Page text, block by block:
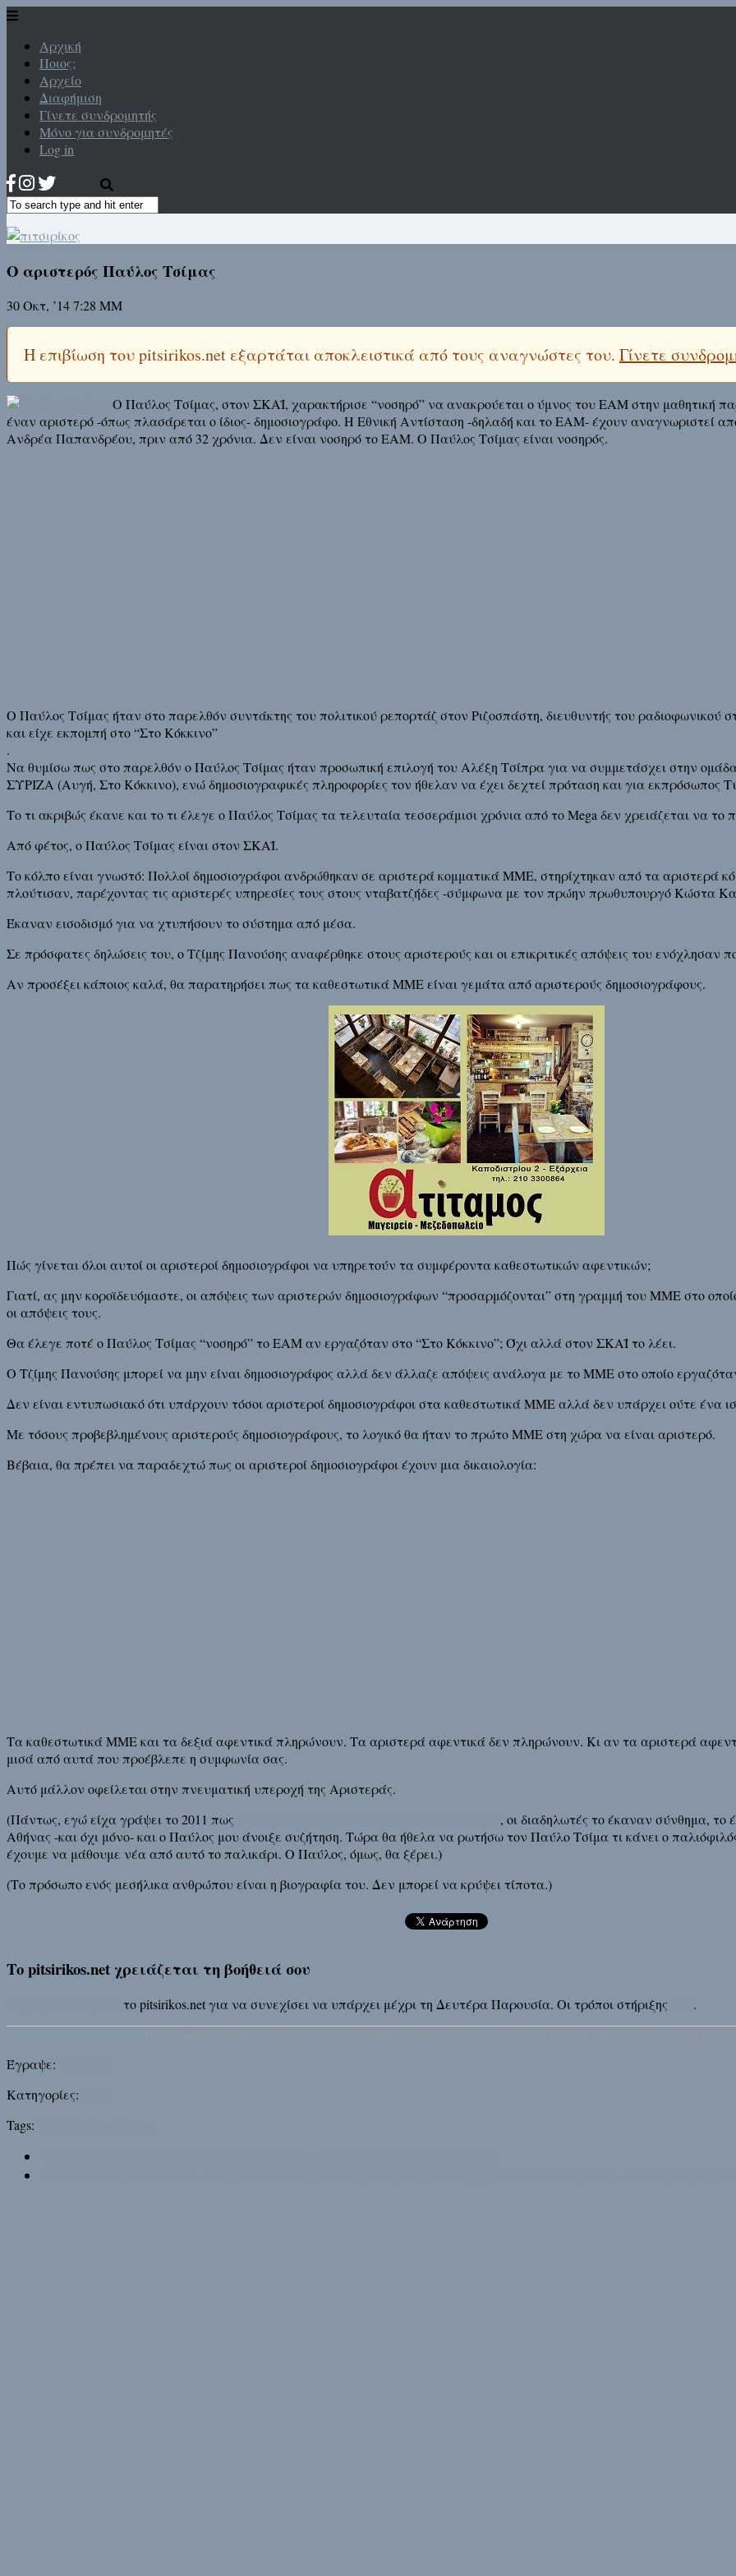
Αρχική
Ποιος;
Αρχείο
Διαφήμιση
Γίνετε συνδρομητής
Μόνο για συνδρομητές
Log in
Ο αριστερός Παύλος Τσίμας
30 Οκτ, ’14 7:28 ΜΜ
Η επιβίωση του pitsirikos.net εξαρτάται αποκλειστικά από τους αναγνώστες του. Γίνετε
Ο Παύλος Τσίμας, στον ΣΚΑΪ, χαρακτήρισε “νοσηρό” να ανακρούεται ο ύμνος του ΕΑΜ στην μαθητική
έναν αριστερό -όπως πλασάρεται ο ίδιος- δημοσιογράφο. Η Εθνική Αντίσταση -δηλαδή και το ΕΑΜ- έχουν αναγνωριστεί
Ανδρέα Παπανδρέου, πριν από 32 χρόνια. Δεν είναι νοσηρό το ΕΑΜ. Ο Παύλος Τσίμας είναι νοσηρός.
Ο Παύλος Τσίμας ήταν στο παρελθόν συντάκτης του πολιτικού ρεπορτάζ στον Ριζοσπάστη, διευθυντής του ραδιοφωνικού
και είχε εκπομπή στο “Στο Κόκκινο”
.
Να θυμίσω πως στο παρελθόν ο Παύλος Τσίμας ήταν προσωπική επιλογή του Αλέξη Τσίπρα για να συμμετάσχει στην
ΣΥΡΙΖΑ (Αυγή, Στο Κόκκινο), ενώ δημοσιογραφικές πληροφορίες τον ήθελαν να έχει δεχτεί πρόταση και για εκπρόσωπος
Το τι ακριβώς έκανε και το τι έλεγε ο Παύλος Τσίμας τα τελευταία τεσσεράμισι χρόνια από το Mega δεν χρειάζεται να το
Από φέτος, ο Παύλος Τσίμας είναι στον ΣΚΑΪ.
Το κόλπο είναι γνωστό: Πολλοί δημοσιογράφοι ανδρώθηκαν σε αριστερά κομματικά ΜΜΕ, στηρίχτηκαν από τα αριστερά
πλούτισαν, παρέχοντας τις αριστερές υπηρεσίες τους στους νταβατζήδες -σύμφωνα με τον πρώην πρωθυπουργό Κώστα
Έκαναν εισοδισμό για να χτυπήσουν το σύστημα από μέσα.
Σε πρόσφατες δηλώσεις του, ο Τζίμης Πανούσης αναφέρθηκε στους αριστερούς και οι επικριτικές απόψεις του ενόχλησαν
Αν προσέξει κάποιος καλά, θα παρατηρήσει πως τα καθεστωτικά ΜΜΕ είναι γεμάτα από αριστερούς δημοσιογράφους.
Πώς γίνεται όλοι αυτοί οι αριστεροί δημοσιογράφοι να υπηρετούν τα συμφέροντα καθεστωτικών αφεντικών;
Γιατί, ας μην κοροϊδευόμαστε, οι απόψεις των αριστερών δημοσιογράφων “προσαρμόζονται” στη γραμμή του ΜΜΕ στο
οι απόψεις τους.
Θα έλεγε ποτέ ο Παύλος Τσίμας “νοσηρό” το ΕΑΜ αν εργαζόταν στο “Στο Κόκκινο”; Όχι αλλά στον ΣΚΑΪ το λέει.
Ο Τζίμης Πανούσης μπορεί να μην είναι δημοσιογράφος αλλά δεν άλλαζε απόψεις ανάλογα με το ΜΜΕ στο οποίο
Δεν είναι εντυπωσιακό ότι υπάρχουν τόσοι αριστεροί δημοσιογράφοι στα καθεστωτικά ΜΜΕ αλλά δεν υπάρχει ούτε ένα
Με τόσους προβεβλημένους αριστερούς δημοσιογράφους, το λογικό θα ήταν το πρώτο ΜΜΕ στη χώρα να είναι αριστερό.
Βέβαια, θα πρέπει να παραδεχτώ πως οι αριστεροί δημοσιογράφοι έχουν μια δικαιολογία:
Τα καθεστωτικά ΜΜΕ και τα δεξιά αφεντικά πληρώνουν. Τα αριστερά αφεντικά δεν πληρώνουν. Κι αν τα αριστερά
μισά από αυτά που προέβλεπε η συμφωνία σας.
Αυτό μάλλον οφείλεται στην πνευματική υπεροχή της Αριστεράς.
(Πάντως, εγώ είχα γράψει το 2011 πως
, οι διαδηλωτές το έκαναν σύνθημα, το
Αθήνας -και όχι μόνο- και ο Παύλος μου άνοιξε συζήτηση. Τώρα θα ήθελα να ρωτήσω τον Παύλο Τσίμα τι κάνει ο
έχουμε να μάθουμε νέα από αυτό το παλικάρι. Ο Παύλος, όμως, θα ξέρει.)
(Το πρόσωπο ενός μεσήλικα ανθρώπου είναι η βιογραφία του. Δεν μπορεί να κρύψει τίποτα.)
Το pitsirikos.net χρειάζεται τη βοήθειά σου
το pitsirikos.net για να συνεχίσει να υπάρχει μέχρι τη Δευτέρα Παρουσία. Οι τρόποι στήριξης .
Έγραψε:
Κατηγορίες:
Tags: